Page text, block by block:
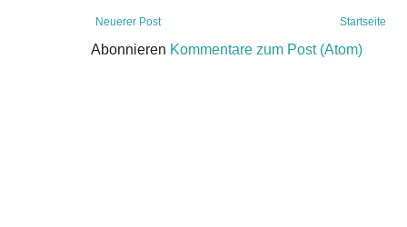
Neuerer Post Startseite
Abonnieren Kommentare zum Post (Atom)